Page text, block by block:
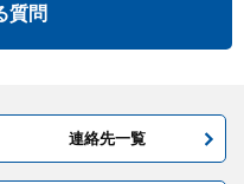
質問
連絡先一覧